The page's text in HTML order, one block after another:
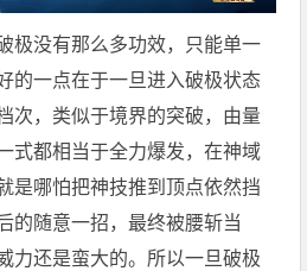
极没有那么多功效，只能单一
的一点在于一旦进入破极状态
次，类似于境界的突破，由量
式都相当于全力爆发，在神域
是哪怕把神技推到顶点依然挡
的随意一招，最终被腰斩当
力还是蛮大的。所以一旦破极